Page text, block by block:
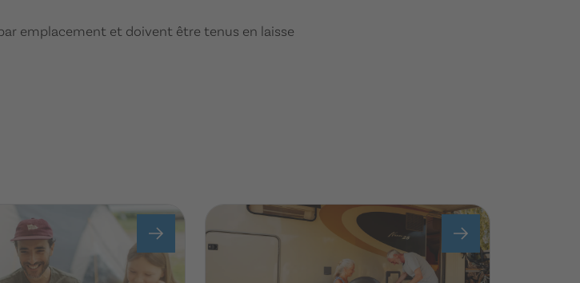
emplacement et doivent être tenus en laisse